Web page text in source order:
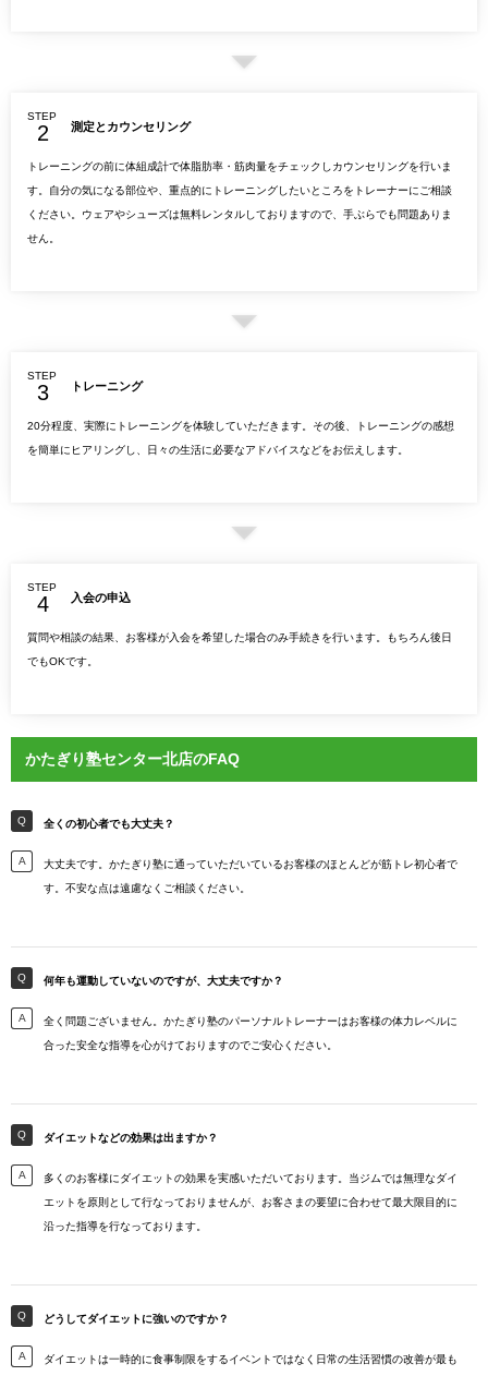
STEP
測定とカウンセリング
トレーニングの前に体組成計で体脂肪率・筋肉量をチェックしカウンセリングを行いま
す。自分の気になる部位や、重点的にトレーニングしたいところをトレーナーにご相談
ください。ウェアやシューズは無料レンタルしておりますので、手ぶらでも問題ありま
せん。
STEP
トレーニング
20分程度、実際にトレーニングを体験していただきます。その後、トレーニングの感想
を簡単にヒアリングし、日々の生活に必要なアドバイスなどをお伝えします。
STEP
入会の申込
質問や相談の結果、お客様が入会を希望した場合のみ手続きを行います。もちろん後日
でもOKです。
かたぎり塾センター北店のFAQ
全くの初心者でも大丈夫？
大丈夫です。かたぎり塾に通っていただいているお客様のほとんどが筋トレ初心者で
す。不安な点は遠慮なくご相談ください。
何年も運動していないのですが、大丈夫ですか？
全く問題ございません。かたぎり塾のパーソナルトレーナーはお客様の体力レベルに
合った安全な指導を心がけておりますのでご安心ください。
ダイエットなどの効果は出ますか？
多くのお客様にダイエットの効果を実感いただいております。当ジムでは無理なダイ
エットを原則として行なっておりませんが、お客さまの要望に合わせて最大限目的に
沿った指導を行なっております。
どうしてダイエットに強いのですか？
ダイエットは一時的に食事制限をするイベントではなく日常の生活習慣の改善が最も